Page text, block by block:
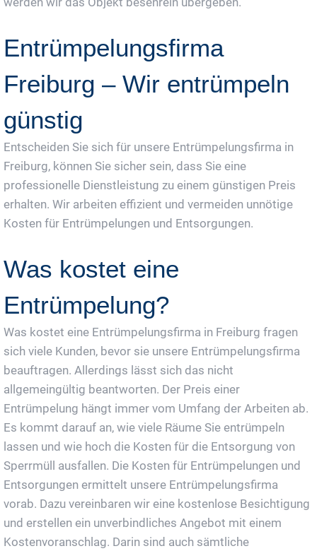
Entrümpelungsfirma
Freiburg – Wir entrümpeln
günstig
Entscheiden Sie sich für unsere Entrümpelungsfirma in
Freiburg, können Sie sicher sein, dass Sie eine
professionelle Dienstleistung zu einem günstigen Preis
erhalten. Wir arbeiten effizient und vermeiden unnötige
Kosten für Entrümpelungen und Entsorgungen.
Was kostet eine
Entrümpelung?
Was kostet eine Entrümpelungsfirma in Freiburg fragen
sich viele Kunden, bevor sie unsere Entrümpelungsfirma
beauftragen. Allerdings lässt sich das nicht
allgemeingültig beantworten. Der Preis einer
Entrümpelung hängt immer vom Umfang der Arbeiten ab.
Es kommt darauf an, wie viele Räume Sie entrümpeln
lassen und wie hoch die Kosten für die Entsorgung von
Sperrmüll ausfallen. Die Kosten für Entrümpelungen und
Entsorgungen ermittelt unsere Entrümpelungsfirma
vorab. Dazu vereinbaren wir eine kostenlose Besichtigung
und erstellen ein unverbindliches Angebot mit einem
Kostenvoranschlag. Darin sind auch sämtliche